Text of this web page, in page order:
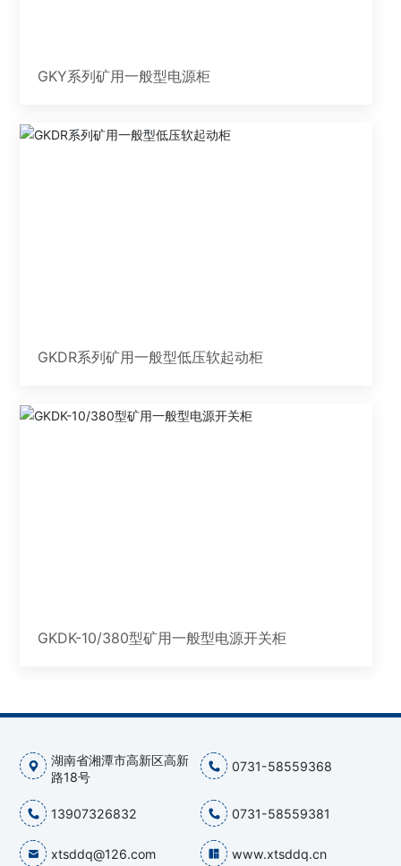
GKY系列矿用一般型电源柜
GKDR系列矿用一般型低压软起动柜
GKDK-10/380型矿用一般型电源开关柜
湖南省湘潭市高新区高新
路18号
0731-58559368
13907326832 0731-58559381
xtsddq@126.com www.xtsddq.cn